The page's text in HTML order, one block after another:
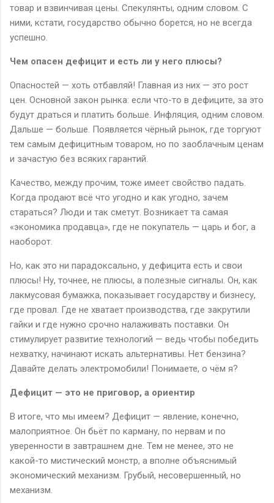
товар и взвинчивая цены. Спекулянты, одним словом. С
ними, кстати, государство обычно борется, но не всегда
успешно.
Чем опасен дефицит и есть ли у него плюсы?
Опасностей — хоть отбавляй! Главная из них — это рост
цен. Основной закон рынка: если что-то в дефиците, за это
будут драться и платить больше. Инфляция, одним словом.
Дальше — больше. Появляется чёрный рынок, где торгуют
тем самым дефицитным товаром, но по заоблачным ценам
и зачастую без всяких гарантий.
Качество, между прочим, тоже имеет свойство падать.
Когда продают всё что угодно и как угодно, зачем
стараться? Люди и так сметут. Возникает та самая
«экономика продавца», где не покупатель — царь и бог, а
наоборот.
Но, как это ни парадоксально, у дефицита есть и свои
плюсы! Ну, точнее, не плюсы, а полезные сигналы. Он, как
лакмусовая бумажка, показывает государству и бизнесу,
где провал. Где не хватает производства, где закрутили
гайки и где нужно срочно налаживать поставки. Он
стимулирует развитие технологий — ведь чтобы победить
нехватку, начинают искать альтернативы. Нет бензина?
Давайте делать электромобили! Понимаете, о чём я?
Дефицит — это не приговор, а ориентир
В итоге, что мы имеем? Дефицит — явление, конечно,
малоприятное. Он бьёт по карману, по нервам и по
уверенности в завтрашнем дне. Тем не менее, это не
какой-то мистический монстр, а вполне объяснимый
экономический механизм. Грубый, несовершенный, но
механизм.